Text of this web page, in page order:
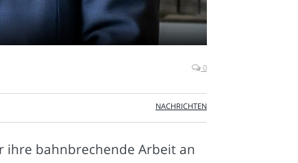
0
NACHRICHTEN
ihre bahnbrechende Arbeit an